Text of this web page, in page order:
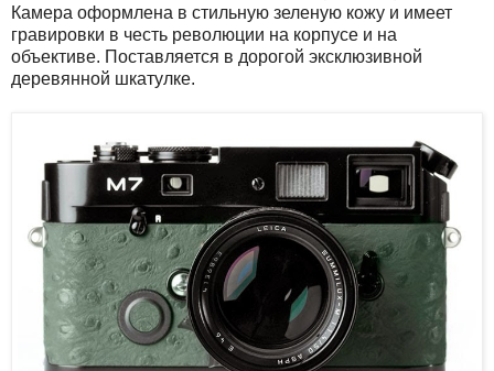
Камера оформлена в стильную зеленую кожу и имеет
гравировки в честь революции на корпусе и на
объективе. Поставляется в дорогой эксклюзивной
деревянной шкатулке.